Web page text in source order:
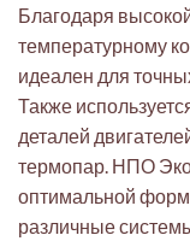
Благодаря
температурному
идеален для
Также
деталей
термопар. НПО
оптимальной
различные